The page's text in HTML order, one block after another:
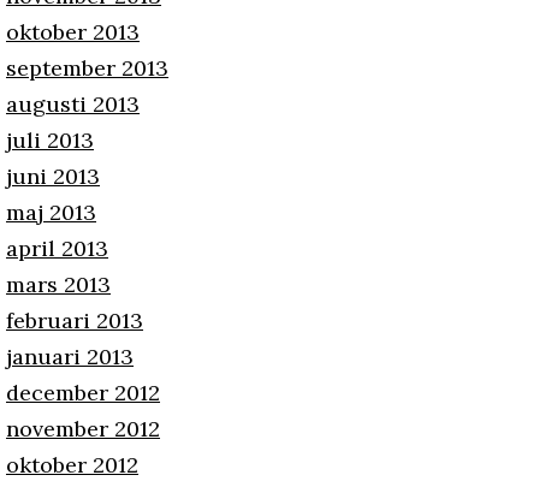
oktober 2013
september 2013
augusti 2013
juli 2013
juni 2013
maj 2013
april 2013
mars 2013
februari 2013
januari 2013
december 2012
november 2012
oktober 2012